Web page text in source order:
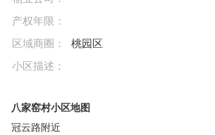
产权年限：
区域商圈：
桃园区
小区描述：
八家窑村小区地图
冠云路附近